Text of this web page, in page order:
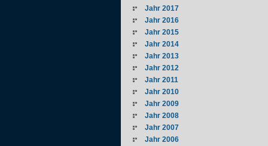
Jahr 2017
Jahr 2016
Jahr 2015
Jahr 2014
Jahr 2013
Jahr 2012
Jahr 2011
Jahr 2010
Jahr 2009
Jahr 2008
Jahr 2007
Jahr 2006